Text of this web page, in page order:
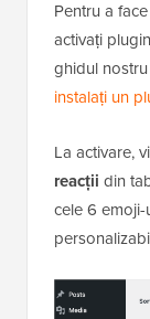
Pentru a
activați
ghidul
instalați un
La activare,
reacții din
cele 6